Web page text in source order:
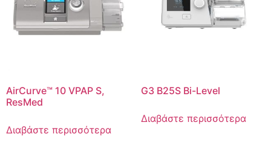
AirCurve™ 10 VPAP S,
ResMed
Διαβάστε περισσότερα
G3 B25S Bi-Level
Διαβάστε περισσότερα